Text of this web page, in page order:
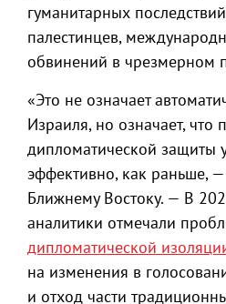
гуманитарных
палестинцев,
обвинений в чрезмерном
«Это не означает
Израиля, но означает, что
дипломатической защиты
эффективно, как раньше,
Ближнему Востоку. — В
аналитики отмечали
дипломатической
на изменения в
и отход части